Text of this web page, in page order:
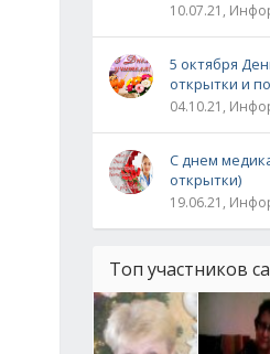
5 октября
открытки и
С днем
открытки)
Топ участников